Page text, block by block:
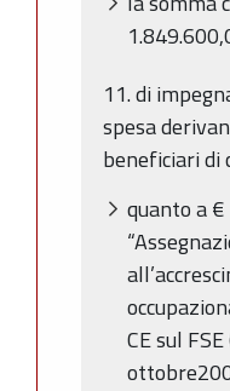
11. di
spesa
beneficiari di
quanto a
CE sul